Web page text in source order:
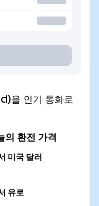
인기 통화로
의 환전 가격
미국 달러
유로